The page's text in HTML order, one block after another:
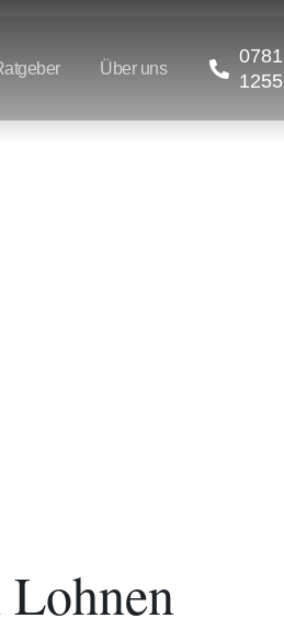
Über uns
0781